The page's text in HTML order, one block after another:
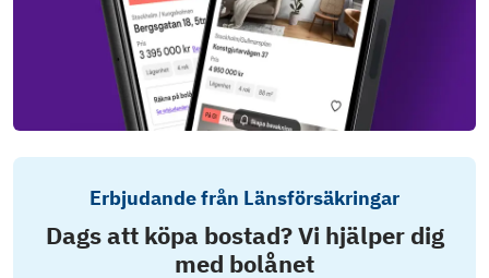
Erbjudande från Länsförsäkringar
Dags att köpa bostad? Vi hjälper dig
med bolånet